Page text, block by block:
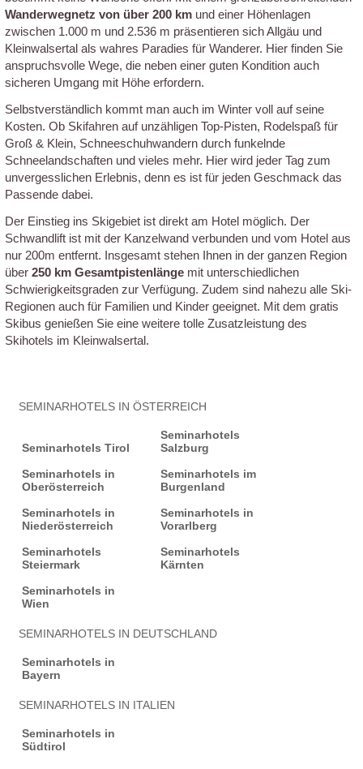
Wanderwegnetz von über 200 km und einer Höhenlagen
zwischen 1.000 m und 2.536 m präsentieren sich Allgäu und
Kleinwalsertal als wahres Paradies für Wanderer. Hier finden Sie
anspruchsvolle Wege, die neben einer guten Kondition auch
sicheren Umgang mit Höhe erfordern.
Selbstverständlich kommt man auch im Winter voll auf seine
Kosten. Ob Skifahren auf unzähligen Top-Pisten, Rodelspaß für
Groß & Klein, Schneeschuhwandern durch funkelnde
Schneelandschaften und vieles mehr. Hier wird jeder Tag zum
unvergesslichen Erlebnis, denn es ist für jeden Geschmack das
Passende dabei.
Der Einstieg ins Skigebiet ist direkt am Hotel möglich. Der
Schwandlift ist mit der Kanzelwand verbunden und vom Hotel aus
nur 200m entfernt. Insgesamt stehen Ihnen in der ganzen Region
über 250 km Gesamtpistenlänge mit unterschiedlichen
Schwierigkeitsgraden zur Verfügung. Zudem sind nahezu alle Ski-
Regionen auch für Familien und Kinder geeignet. Mit dem gratis
Skibus genießen Sie eine weitere tolle Zusatzleistung des
Skihotels im Kleinwalsertal.
SEMINARHOTELS IN ÖSTERREICH
Seminarhotels Tirol
Seminarhotels
Salzburg
Seminarhotels in
Oberösterreich
Seminarhotels im
Burgenland
Seminarhotels in
Niederösterreich
Seminarhotels in
Vorarlberg
Seminarhotels
Steiermark
Seminarhotels
Kärnten
Seminarhotels in
Wien
SEMINARHOTELS IN DEUTSCHLAND
Seminarhotels in
Bayern
SEMINARHOTELS IN ITALIEN
Seminarhotels in
Südtirol